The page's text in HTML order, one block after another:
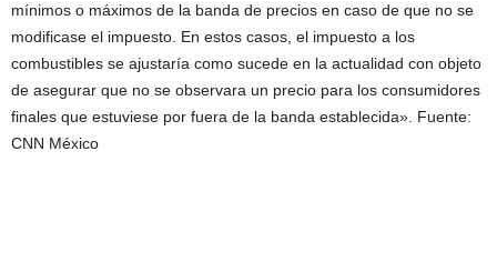
mínimos o máximos de la banda de precios en caso de que no se
modificase el impuesto. En estos casos, el impuesto a los
combustibles se ajustaría como sucede en la actualidad con objeto
de asegurar que no se observara un precio para los consumidores
finales que estuviese por fuera de la banda establecida». Fuente:
CNN México